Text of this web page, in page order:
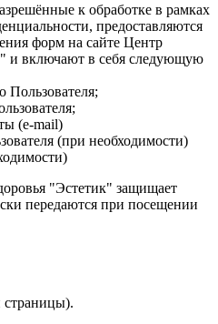
к обработке в рамках
предоставляются
форм на сайте Центр
и включают в себя следующую
Пользователя;
(e-mail)
(при необходимости)
"Эстетик" защищает
передаются при посещении
страницы).